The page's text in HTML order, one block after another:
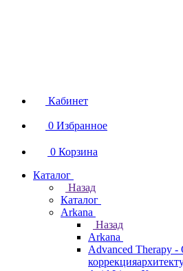
Кабинет
0 Избранное
0 Корзина
Каталог
Назад
Каталог
Arkana
Назад
Arkana
Advanced Therapy -